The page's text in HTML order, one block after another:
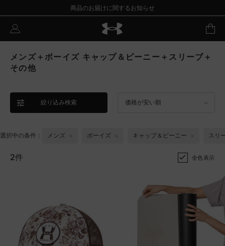
商品のお届けに関するお知らせ
メンズ＋ボーイズ キャップ＆ビーニー＋スリーブ＋
その他
絞り込み検索 価格が安い順
選択中の条件： メンズ ボーイズ キャップ＆ビーニー スリ
2件 全色表示